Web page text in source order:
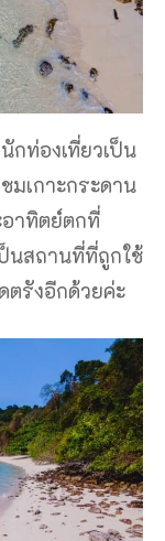
กท่องเที่ยวเป็น
มเกาะกระดาน
าทิตย์ตกที่
นสถานที่ที่ถูกใช้
ตรังอีกด้วยค่ะ